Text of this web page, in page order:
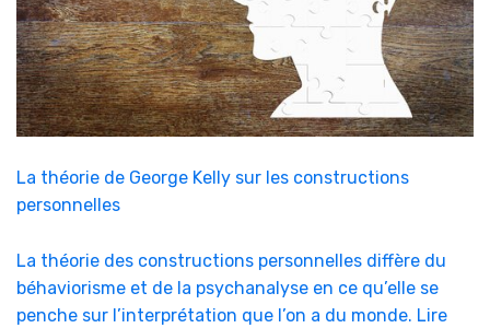
La théorie de George Kelly sur les constructions
personnelles
La théorie des constructions personnelles diffère du
béhaviorisme et de la psychanalyse en ce qu’elle se
penche sur l’interprétation que l’on a du monde. Lire